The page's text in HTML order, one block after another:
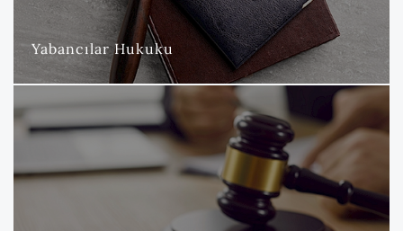
Yabancılar Hukuku
DAHA FAZLA
Sigorta Hukuku
Nova Hukuk ve Danışmanlık Bürosu olarak, sigorta hukuku
alanında uzmanlaşmış avukatlarımızla sigorta şirketlerine
kapsamlı ve etkin hizmetler sunmaktadır.